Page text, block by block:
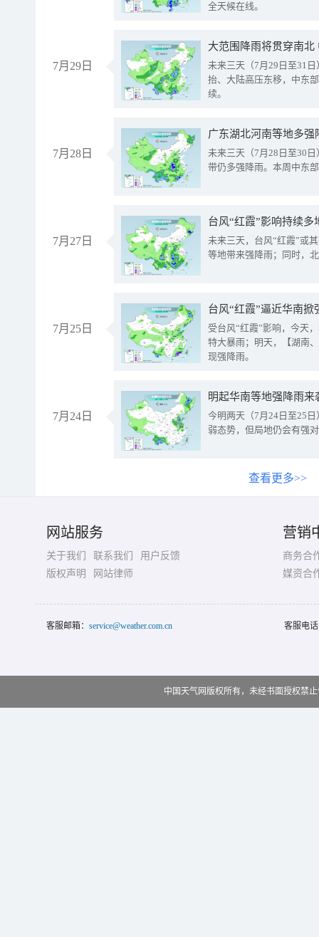
全天候在线。
7月29日
大范围降雨将贯穿南
未来三天（7月29日至31
抬、大陆高压东移，中东
续。
7月28日
广东湖北河南等地多
未来三天（7月28日至30
带仍多强降雨。本周中东
7月27日
台风“红霞”影响持续
未来三天，台风“红霞”或
等地带来强降雨；同时，
7月25日
台风“红霞”逼近华南
受台风“红霞”影响，今天
特大暴雨；明天，【湖南
现强降雨。
7月24日
明起华南等地强降雨
今明两天（7月24日至25
弱态势，但局地仍会有强
查看更多>>
网站服务
关于我们 联系我们
用户反馈
版权声明
网站律师
营销
商务合
媒资合
客服邮箱： service@weather.com.cn 客服电
中国天气网版权所有，未经书面授权